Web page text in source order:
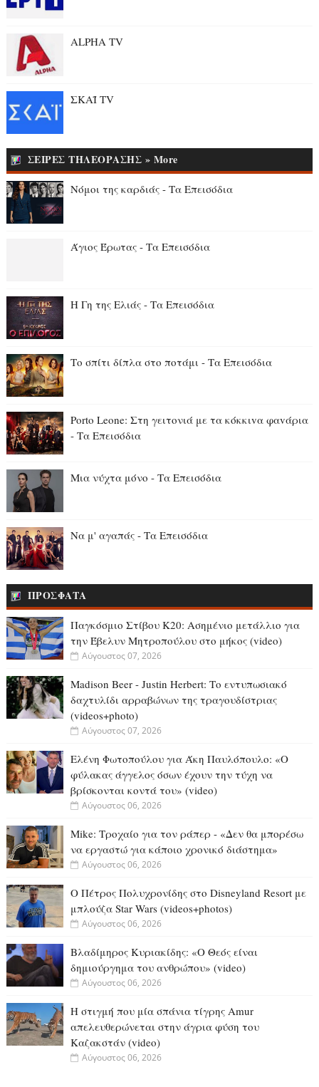
ALPHA TV
ΣΚΑΪ TV
ΣΕΙΡΕΣ ΤΗΛΕΟΡΑΣΗΣ » More
Νόμοι της καρδιάς - Τα Επεισόδια
Άγιος Έρωτας - Τα Επεισόδια
Η Γη της Ελιάς - Τα Επεισόδια
Το σπίτι δίπλα στο ποτάμι - Τα Επεισόδια
Porto Leone: Στη γειτονιά με τα κόκκιvα φαvάρια
- Τα Επεισόδια
Μια νύχτα μόνο - Τα Επεισόδια
Να μ' αγαπάς - Τα Επεισόδια
ΠΡΟΣΦΑΤΑ
Παγκόσμιο Στίβου Κ20: Ασημένιο μετάλλιο για
την Έβελυν Μητροπούλου στο μήκος (video)
Αύγουστος 07, 2026
Madison Beer - Justin Herbert: Το εντυπωσιακό
δαχτυλίδι αρραβώνων της τραγουδίστριας
(videos+photo)
Αύγουστος 07, 2026
Ελένη Φωτοπούλου για Άκη Παυλόπουλο: «Ο
φύλακας άγγελος όσων έχουν την τύχη να
βρίσκονται κοντά του» (video)
Αύγουστος 06, 2026
Mike: Τροχαίο για τον ράπερ - «Δεν θα μπορέσω
να εργαστώ για κάποιο χρονικό διάστημα»
Αύγουστος 06, 2026
Ο Πέτρος Πολυχρονίδης στο Disneyland Resort με
μπλούζα Star Wars (videos+photos)
Αύγουστος 06, 2026
Βλαδίμηρος Κυριακίδης: «Ο Θεός είναι
δημιούργημα του ανθρώπου» (video)
Αύγουστος 06, 2026
Η στιγμή που μία σπάνια τίγρης Amur
απελευθερώνεται στην άγρια φύση του
Καζακστάν (video)
Αύγουστος 06, 2026